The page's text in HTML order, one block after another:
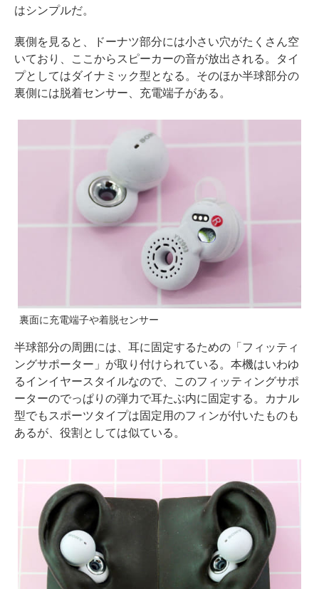
はシンプルだ。
裏側を見ると、ドーナツ部分には小さい穴がたくさん空
いており、ここからスピーカーの音が放出される。タイ
プとしてはダイナミック型となる。そのほか半球部分の
裏側には脱着センサー、充電端子がある。
裏面に充電端子や着脱センサー
半球部分の周囲には、耳に固定するための「フィッティ
ングサポーター」が取り付けられている。本機はいわゆ
るインイヤースタイルなので、このフィッティングサポ
ーターのでっぱりの弾力で耳たぶ内に固定する。カナル
型でもスポーツタイプは固定用のフィンが付いたものも
あるが、役割としては似ている。